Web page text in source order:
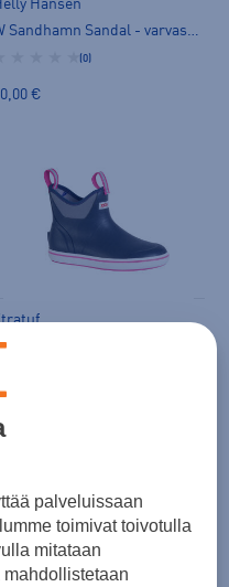
Hansen
W Sandhamn Sandal - varvassandaalit
(0)
€
palveluissaan
toimivat toivotulla
mitataan